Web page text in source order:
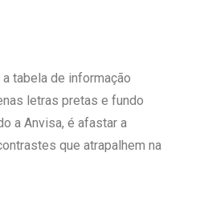
tabela de informação
letras pretas e fundo
a Anvisa, é afastar a
que atrapalhem na